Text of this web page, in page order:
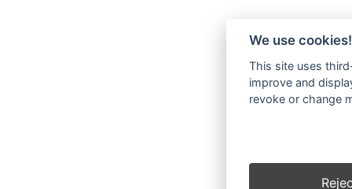
We use cookies!
This site uses
improve and
revoke or change